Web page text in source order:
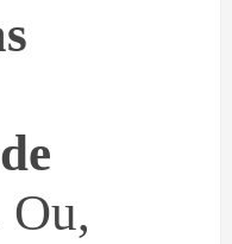
Ou,